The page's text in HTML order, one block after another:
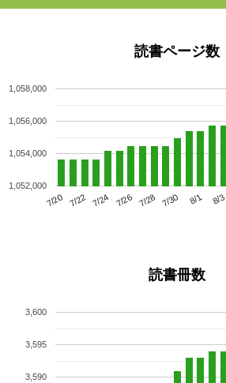
読書ページ数
7/20 7/22 7/24 7/26 7/28 7/30 8/1 8/3
1,052,000
1,054,000
1,056,000
1,058,000
読書冊数
3,590
3,595
3,600